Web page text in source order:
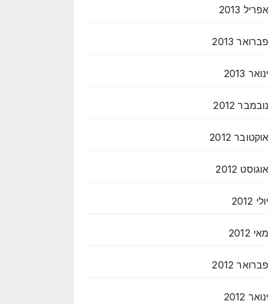
אפריל 2013
פברואר 2013
ינואר 2013
נובמבר 2012
אוקטובר 2012
אוגוסט 2012
יולי 2012
מאי 2012
פברואר 2012
ינואר 2012